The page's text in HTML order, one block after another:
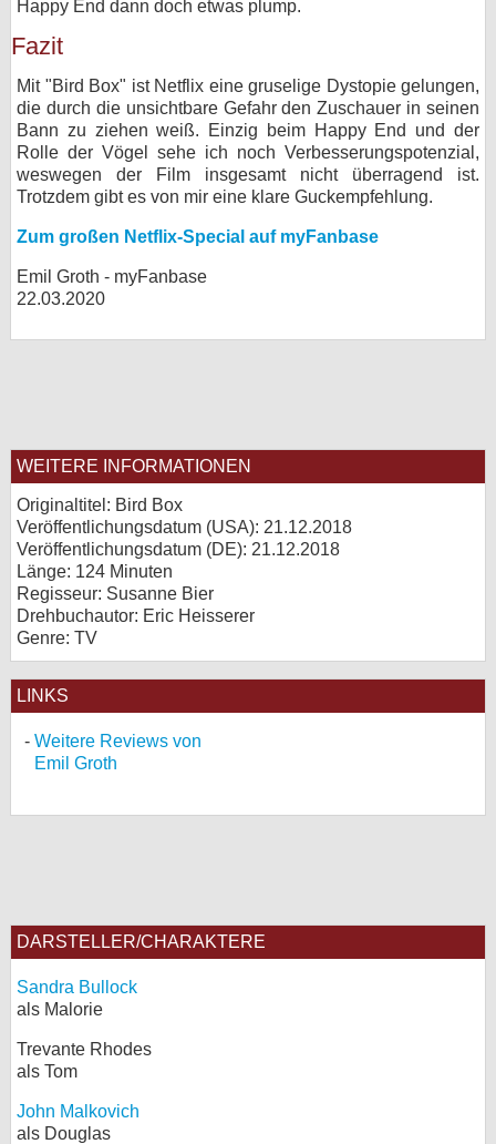
Happy End dann doch etwas plump.
Fazit
Mit "Bird Box" ist Netflix eine gruselige Dystopie gelungen,
die durch die unsichtbare Gefahr den Zuschauer in seinen
Bann zu ziehen weiß. Einzig beim Happy End und der
Rolle der Vögel sehe ich noch Verbesserungspotenzial,
weswegen der Film insgesamt nicht überragend ist.
Trotzdem gibt es von mir eine klare Guckempfehlung.
Zum großen Netflix-Special auf myFanbase
Emil Groth - myFanbase
22.03.2020
WEITERE INFORMATIONEN
Originaltitel: Bird Box
Veröffentlichungsdatum (USA): 21.12.2018
Veröffentlichungsdatum (DE): 21.12.2018
Länge: 124 Minuten
Regisseur: Susanne Bier
Drehbuchautor: Eric Heisserer
Genre: TV
LINKS
Weitere Reviews von
Emil Groth
DARSTELLER/CHARAKTERE
Sandra Bullock
als Malorie
Trevante Rhodes
als Tom
John Malkovich
als Douglas